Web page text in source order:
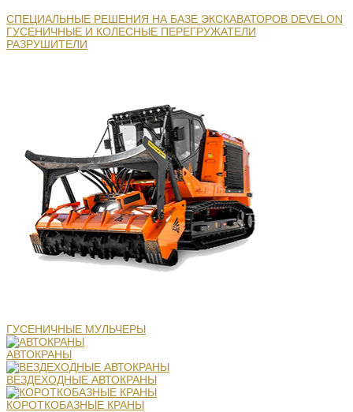
СПЕЦИАЛЬНЫЕ РЕШЕНИЯ НА БАЗЕ ЭКСКАВАТОРОВ DEVELON
ГУСЕНИЧНЫЕ И КОЛЕСНЫЕ ПЕРЕГРУЖАТЕЛИ
РАЗРУШИТЕЛИ
ГУСЕНИЧНЫЕ МУЛЬЧЕРЫ
АВТОКРАНЫ
ВЕЗДЕХОДНЫЕ АВТОКРАНЫ
КОРОТКОБАЗНЫЕ КРАНЫ